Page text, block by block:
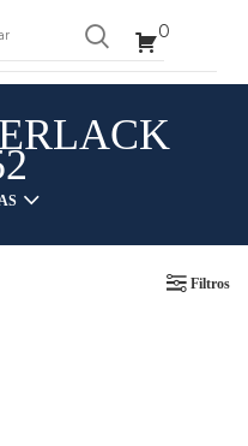
0
Filtros